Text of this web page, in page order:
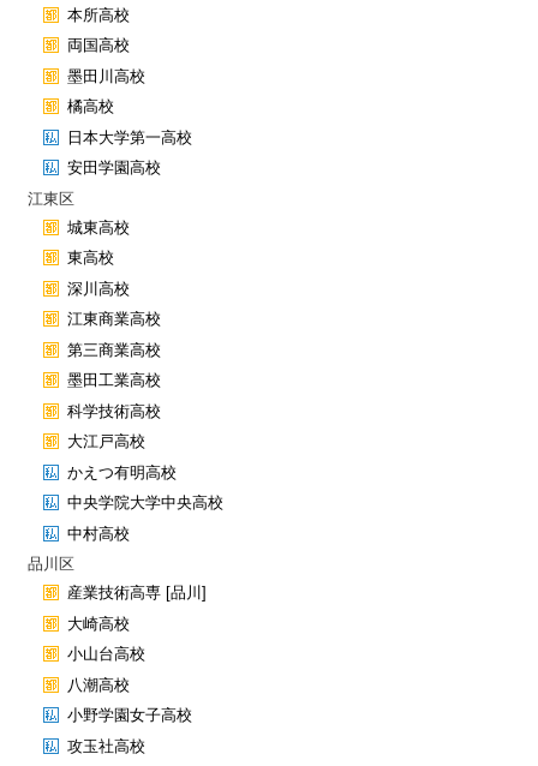
本所高校
両国高校
墨田川高校
橘高校
日本大学第一高校
安田学園高校
江東区
城東高校
東高校
深川高校
江東商業高校
第三商業高校
墨田工業高校
科学技術高校
大江戸高校
かえつ有明高校
中央学院大学中央高校
中村高校
品川区
産業技術高専 [品川]
大崎高校
小山台高校
八潮高校
小野学園女子高校
攻玉社高校